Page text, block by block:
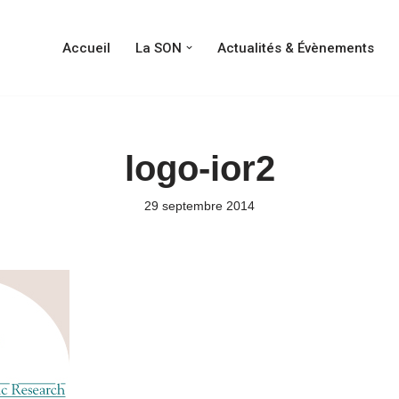
Accueil La SON Actualités & Évènements
logo-ior2
29 septembre 2014